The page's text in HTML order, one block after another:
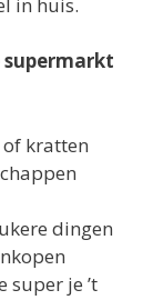
supermarkt
of kratten
dingen
je ’t